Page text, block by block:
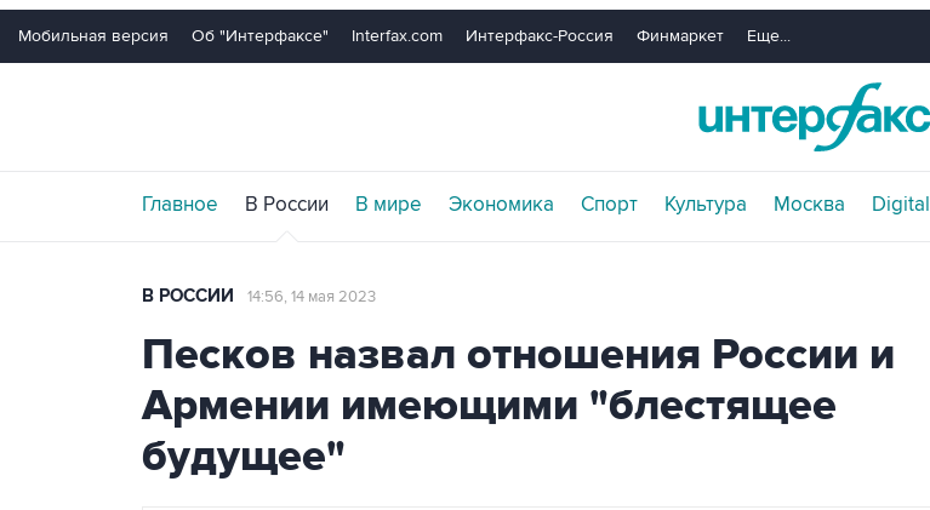
Мобильная версия Об "Интерфаксе" Interfax.com Интерфакс-Россия Финмаркет Еще...
Главное В России В мире Экономика Спорт Культура Москва Digital
В РОССИИ 14:56, 14 мая 2023
Песков назвал отношения России и
Армении имеющими "блестящее
будущее"